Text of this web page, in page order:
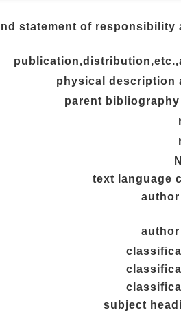
statement of responsibility
physical description
parent
text language
subject